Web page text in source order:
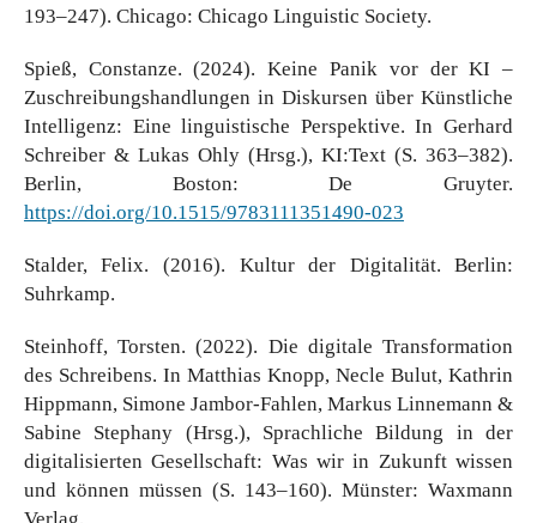
193–247). Chicago: Chicago Linguistic Society.
Spieß, Constanze. (2024). Keine Panik vor der KI –
Zuschreibungshandlungen in Diskursen über Künstliche
Intelligenz: Eine linguistische Perspektive. In Gerhard
Schreiber & Lukas Ohly (Hrsg.), KI:Text (S. 363–382).
Berlin, Boston: De Gruyter.
https://doi.org/10.1515/9783111351490-023
Stalder, Felix. (2016). Kultur der Digitalität. Berlin:
Suhrkamp.
Steinhoff, Torsten. (2022). Die digitale Transformation
des Schreibens. In Matthias Knopp, Necle Bulut, Kathrin
Hippmann, Simone Jambor-Fahlen, Markus Linnemann &
Sabine Stephany (Hrsg.), Sprachliche Bildung in der
digitalisierten Gesellschaft: Was wir in Zukunft wissen
und können müssen (S. 143–160). Münster: Waxmann